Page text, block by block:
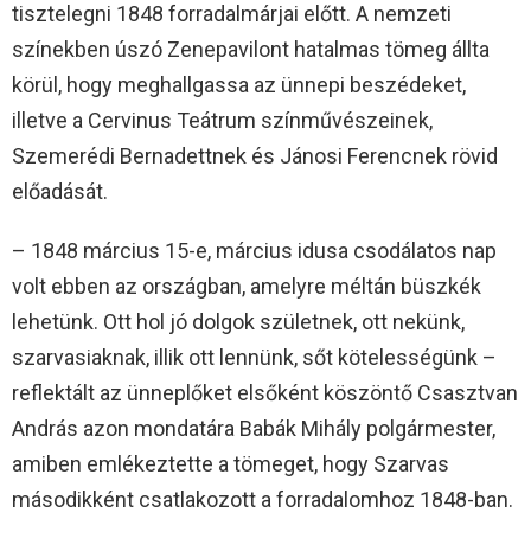
tisztelegni 1848 forradalmárjai előtt. A nemzeti
színekben úszó Zenepavilont hatalmas tömeg állta
körül, hogy meghallgassa az ünnepi beszédeket,
illetve a Cervinus Teátrum színművészeinek,
Szemerédi Bernadettnek és Jánosi Ferencnek rövid
előadását.
– 1848 március 15-e, március idusa csodálatos nap
volt ebben az országban, amelyre méltán büszkék
lehetünk. Ott hol jó dolgok születnek, ott nekünk,
szarvasiaknak, illik ott lennünk, sőt kötelességünk –
reflektált az ünneplőket elsőként köszöntő Csasztvan
András azon mondatára Babák Mihály polgármester,
amiben emlékeztette a tömeget, hogy Szarvas
másodikként csatlakozott a forradalomhoz 1848-ban.